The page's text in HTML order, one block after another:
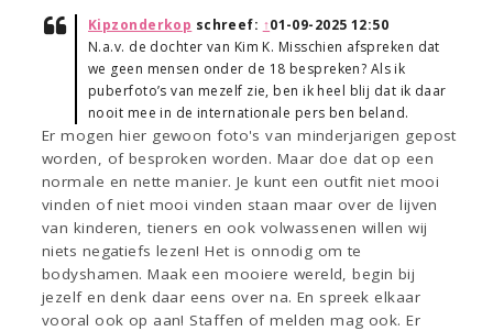
Kipzonderkop schreef: ↑01-09-2025 12:50
N.a.v. de dochter van Kim K. Misschien afspreken dat
we geen mensen onder de 18 bespreken? Als ik
puberfoto’s van mezelf zie, ben ik heel blij dat ik daar
nooit mee in de internationale pers ben beland.
Er mogen hier gewoon foto's van minderjarigen gepost
worden, of besproken worden. Maar doe dat op een
normale en nette manier. Je kunt een outfit niet mooi
vinden of niet mooi vinden staan maar over de lijven
van kinderen, tieners en ook volwassenen willen wij
niets negatiefs lezen! Het is onnodig om te
bodyshamen. Maak een mooiere wereld, begin bij
jezelf en denk daar eens over na. En spreek elkaar
vooral ook op aan! Staffen of melden mag ook. Er